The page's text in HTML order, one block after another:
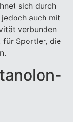
sich durch
auch mit
verbunden
für Sportler, die